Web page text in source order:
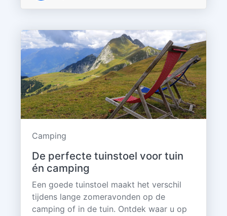
Camping
De perfecte tuinstoel voor tuin
én camping
Een goede tuinstoel maakt het verschil
tijdens lange zomeravonden op de
camping of in de tuin. Ontdek waar u op